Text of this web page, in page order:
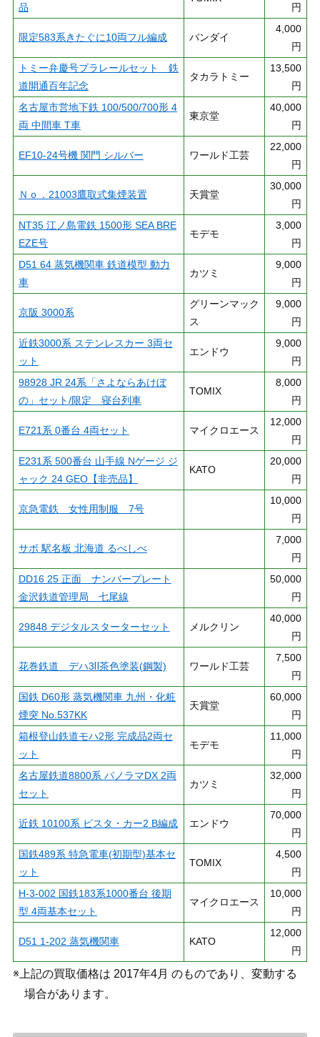
品
円
限定583系きたぐに10両フル編成 バンダイ
4,000
円
トミー弁慶号プラレールセット 鉄
道開通百年記念
タカラトミー
13,500
円
名古屋市営地下鉄 100/500/700形 4
両 中間車 T車
東京堂
40,000
円
EF10-24号機 関門 シルバー ワールド工芸
22,000
円
Ｎｏ．21003鷹取式集煙装置 天賞堂
30,000
円
NT35 江ノ島電鉄 1500形 SEA BRE
EZE号
モデモ
3,000
円
D51 64 蒸気機関車 鉄道模型 動力
車
カツミ
9,000
円
京阪 3000系
グリーンマック
ス
9,000
円
近鉄3000系 ステンレスカー 3両セ
ット
エンドウ
9,000
円
98928 JR 24系「さよならあけぼ
の」セット/限定 寝台列車
TOMIX
8,000
円
E721系 0番台 4両セット マイクロエース
12,000
円
E231系 500番台 山手線 Nゲージ ジ
ャック 24 GEO【非売品】
KATO
20,000
円
京急電鉄 女性用制服 7号
10,000
円
サボ 駅名板 北海道 るべしべ
7,000
円
DD16 25 正面 ナンバープレート
金沢鉄道管理局 七尾線
50,000
円
29848 デジタルスターターセット メルクリン
40,000
円
花巻鉄道 デハ3Ⅱ茶色塗装(鋼製) ワールド工芸
7,500
円
国鉄 D60形 蒸気機関車 九州・化粧
煙突 No.537KK
天賞堂
60,000
円
箱根登山鉄道モハ2形 完成品2両セ
ット
モデモ
11,000
円
名古屋鉄道8800系 パノラマDX 2両
セット
カツミ
32,000
円
近鉄 10100系 ビスタ・カー2 B編成 エンドウ
70,000
円
国鉄489系 特急電車(初期型)基本セ
ット
TOMIX
4,500
円
H-3-002 国鉄183系1000番台 後期
型 4両基本セット
マイクロエース
10,000
円
D51 1-202 蒸気機関車 KATO
12,000
円
※上記の買取価格は 2017年4月 のものであり、変動する
場合があります。